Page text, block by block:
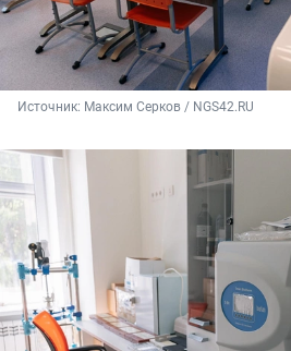
Источник: Максим Серков / NGS42.RU